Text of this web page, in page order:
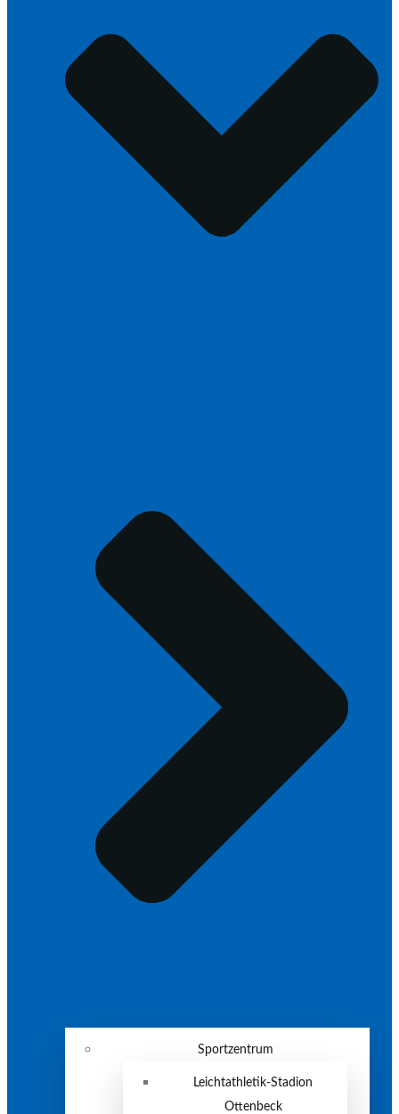
Sportzentrum
Leichtathletik-Stadion
Ottenbeck